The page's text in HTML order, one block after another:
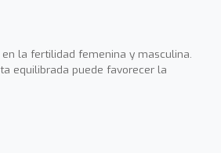
la fertilidad femenina y masculina.
equilibrada puede favorecer la